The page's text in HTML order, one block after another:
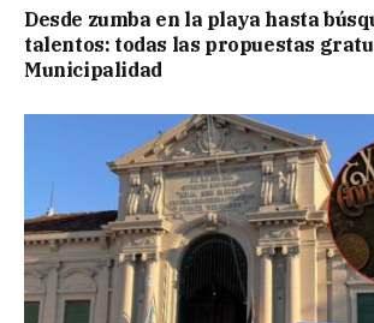
Desde zumba en la playa hasta
talentos: todas las propuestas
Municipalidad